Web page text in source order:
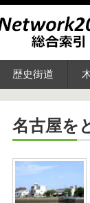
歴史街道
名古屋を